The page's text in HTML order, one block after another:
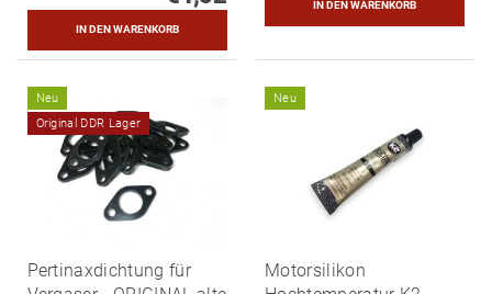
Neu
Original DDR Lager
Pertinaxdichtung für
Neu
Motorsilikon